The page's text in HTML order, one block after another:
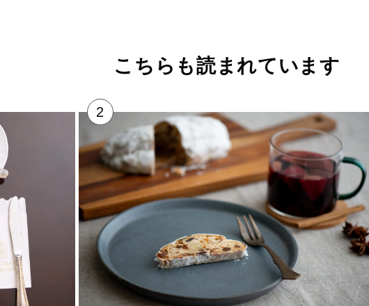
こちらも読まれています